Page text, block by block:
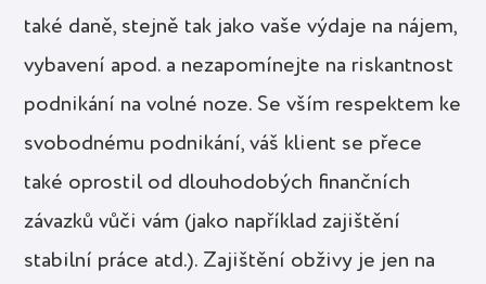
také daně, stejně tak jako vaše výdaje na nájem,
vybavení apod. a nezapomínejte na riskantnost
podnikání na volné noze. Se vším respektem ke
svobodnému podnikání, váš klient se přece
také oprostil od dlouhodobých finančních
závazků vůči vám (jako například zajištění
stabilní práce atd.). Zajištění obživy je jen na